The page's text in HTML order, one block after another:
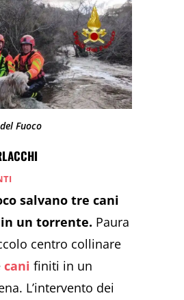
Fuoco
salvano tre cani
un torrente. Paura
centro collinare
cani finiti in un
L’intervento dei